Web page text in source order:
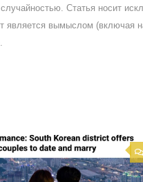
Статья носит
является вымыслом (включая